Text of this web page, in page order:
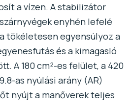
a vízen. A stabilizátor
enyhén lefelé
tökéletesen egyensúlyoz a
és a kimagasló
A 180 cm²-es felület, a 420
as nyúlási arány (AR)
nyújt a manőverek teljes